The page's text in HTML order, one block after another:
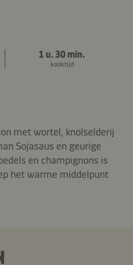
1 u. 30 min.
kooktijd
met wortel, knolselderij
Sojasaus en geurige
en champignons is
het warme middelpunt